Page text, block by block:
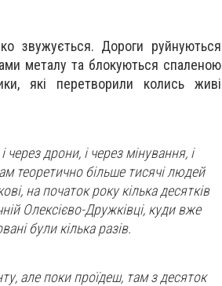
звужується. Дороги руйнуються
металу та блокуються спаленою
які перетворили колись живі
дрони, і через мінування, і
теоретично більше тисячі людей
на початок року кілька десятків
Олексієво-Дружківці, куди вже
були кілька разів.
але поки проїдеш, там з десяток